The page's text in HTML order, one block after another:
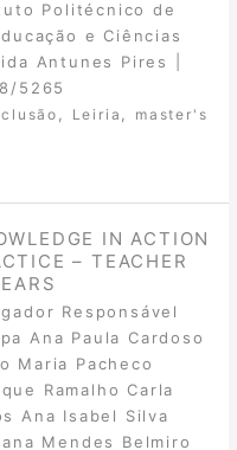
Politécnico de
e Ciências
Antunes Pires |
5265
Leiria master's
IN ACTION
– TEACHER
Responsável
Ana Paula Cardoso
Maria Pacheco
Ramalho Carla
Ana Isabel Silva
Mendes Belmiro